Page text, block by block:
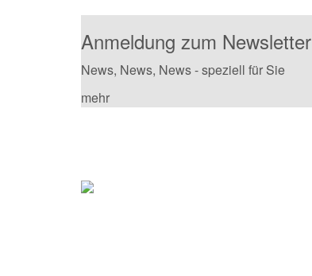
Anmeldung zum Newsletter
News, News, News - speziell für Sie
mehr